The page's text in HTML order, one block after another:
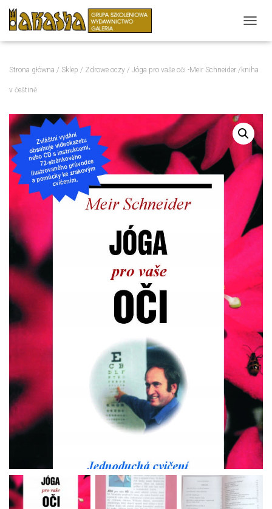
R
E
N
A
W
I
G
J
Ę
Strona główna / Sklep / Zdrowe oczy / Jóga pro vaše oči -Meir Schneider /kniha
v češtině